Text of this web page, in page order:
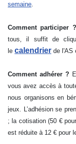
semaine.
Comment participer ?
tous, il suffit de
le calendrier de l'AS
Comment adhérer ?
vous avez accès à
nous organisons en
jeux. L’adhésion se
; la cotisation (50 €
est réduite à 12 € pour